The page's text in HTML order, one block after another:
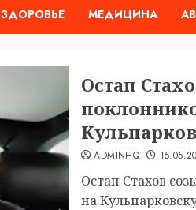
ЗДОРОВЬЕ МЕДИЦИНА
Остап
ADMINHQ
Остап Стахов
на